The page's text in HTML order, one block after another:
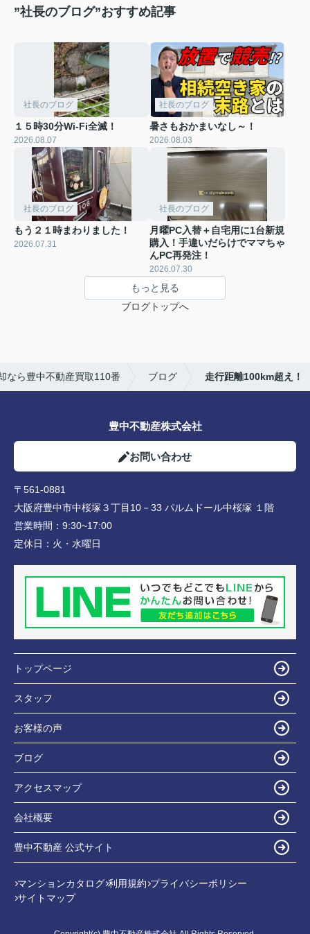
”社長のブログ”おすすめ記事
社長のブログ
１５時30分Wi-Fi全滅！
2026.08.07
社長のブログ
暑さもおかまいなし～！
2026.08.03
社長のブログ
もう２１時まわりました！
2026.07.31
社長のブログ
月曜PC入替＋自宅用に1台新規
購入！手違いだらけでママちゃ
んPC再発注！
2026.07.30
もっと見る
ブログトップへ
なら豊中不動産買取110番 ブログ 走行距離100km超え！
豊中不動産株式会社
お問い合わせ
〒561-0881
大阪府豊中市中桜塚３丁目10－33 パルムドール中桜塚 １階
営業時間： 9:30~17:00
定休日： 火・水曜日
トップページ
スタッフ
お客様の声
ブログ
アクセスマップ
会社概要
豊中不動産 公式サイト
マンションカタログ 利用規約 プライバシーポリシー
サイトマップ